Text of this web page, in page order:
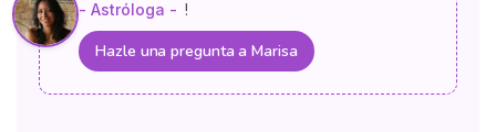
- Astróloga - !
Hazle una pregunta a Marisa